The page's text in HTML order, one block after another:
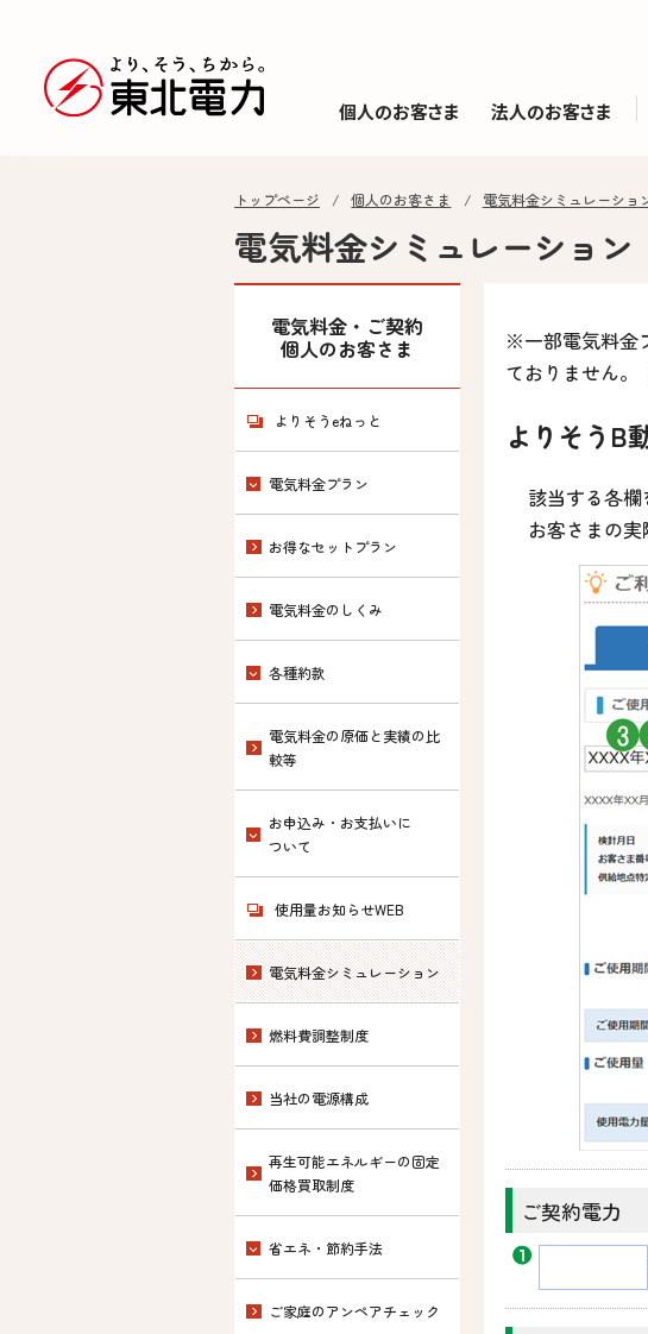
個人のお客さま 法人のお客さま
トップページ 個人のお客さま 電気料金シミュレーショ
電気料金シミュレーション
※一部電気料金
ておりません。
よりそうB
該当する各欄
お客さまの
ご契約電力
電気料金・ご契約
個人のお客さま
よりそうeねっと
電気料金プラン
お得なセットプラン
電気料金のしくみ
各種約款
電気料金の原価と実績の比
較等
お申込み・お支払いに
ついて
使用量お知らせWEB
電気料金シミュレーション
燃料費調整制度
当社の電源構成
再生可能エネルギーの固定
価格買取制度
省エネ・節約手法
ご家庭のアンペアチェック